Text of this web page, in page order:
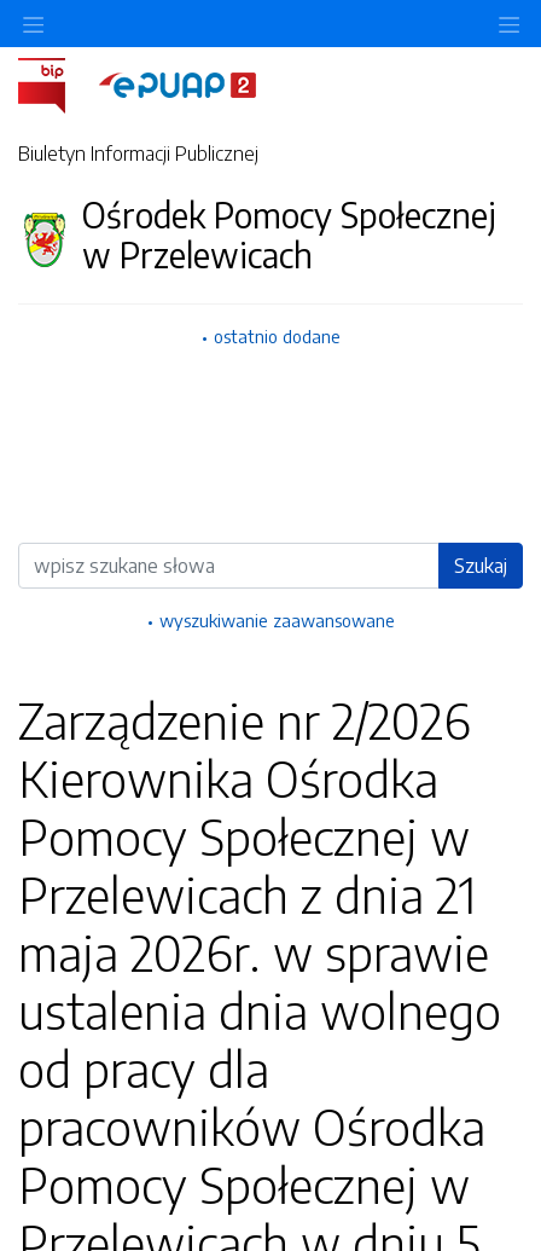
Biuletyn Informacji Publicznej
Ośrodek Pomocy Społecznej
w Przelewicach
ostatnio dodane
Wyszukiwarka Szukaj
wyszukiwanie zaawansowane
Zarządzenie nr 2/2026
Kierownika Ośrodka
Pomocy Społecznej w
Przelewicach z dnia 21
maja 2026r. w sprawie
ustalenia dnia wolnego
od pracy dla
pracowników Ośrodka
Pomocy Społecznej w